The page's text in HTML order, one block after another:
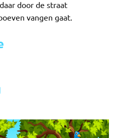
door de straat
vangen gaat.